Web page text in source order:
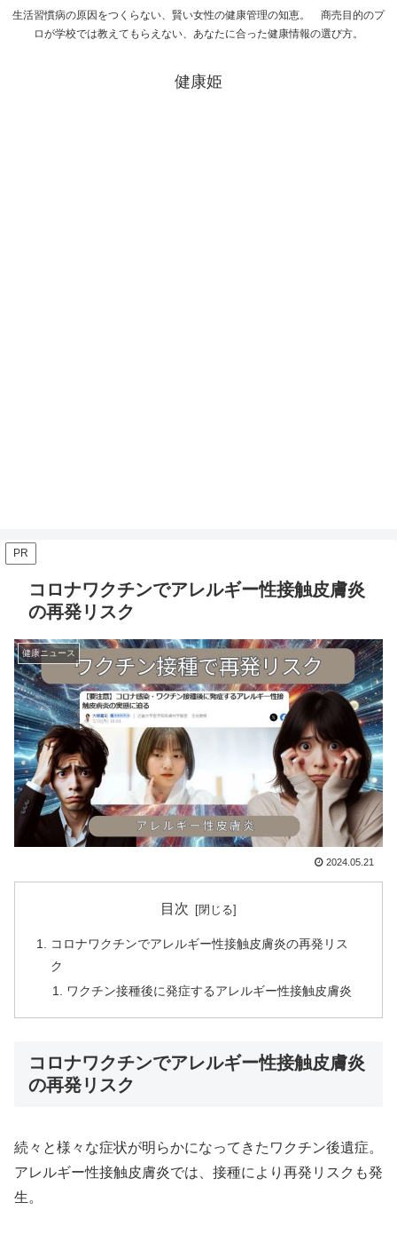
生活習慣病の原因をつくらない、賢い女性の健康管理の知恵。 商売目的のプ
ロが学校では教えてもらえない、あなたに合った健康情報の選び方。
健康姫
PR
コロナワクチンでアレルギー性接触皮膚炎
の再発リスク
健康ニュース
2024.05.21
目次
コロナワクチンでアレルギー性接触皮膚炎の再発リス
ク
ワクチン接種後に発症するアレルギー性接触皮膚炎
コロナワクチンでアレルギー性接触皮膚炎
の再発リスク
続々と様々な症状が明らかになってきたワクチン後遺症。
アレルギー性接触皮膚炎では、接種により再発リスクも発
生。